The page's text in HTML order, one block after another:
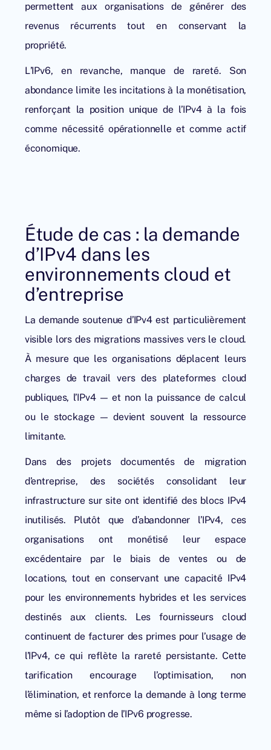
permettent aux organisations de générer des
revenus récurrents tout en conservant la
propriété.
L’IPv6, en revanche, manque de rareté. Son
abondance limite les incitations à la monétisation,
renforçant la position unique de l’IPv4 à la fois
comme nécessité opérationnelle et comme actif
économique.
Étude de cas : la demande
d’IPv4 dans les
environnements cloud et
d’entreprise
La demande soutenue d’IPv4 est particulièrement
visible lors des migrations massives vers le cloud.
À mesure que les organisations déplacent leurs
charges de travail vers des plateformes cloud
publiques, l’IPv4 — et non la puissance de calcul
ou le stockage — devient souvent la ressource
limitante.
Dans des projets documentés de migration
d’entreprise, des sociétés consolidant leur
infrastructure sur site ont identifié des blocs IPv4
inutilisés. Plutôt que d’abandonner l’IPv4, ces
organisations ont monétisé leur espace
excédentaire par le biais de ventes ou de
locations, tout en conservant une capacité IPv4
pour les environnements hybrides et les services
destinés aux clients. Les fournisseurs cloud
continuent de facturer des primes pour l’usage de
l’IPv4, ce qui reflète la rareté persistante. Cette
tarification encourage l’optimisation, non
l’élimination, et renforce la demande à long terme
même si l’adoption de l’IPv6 progresse.